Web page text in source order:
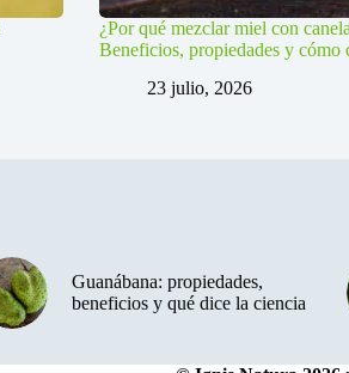
¿Por qué mezclar miel con
Beneficios, propiedades y cómo
23 julio, 2026
Guanábana: propiedades,
beneficios y qué dice la ciencia